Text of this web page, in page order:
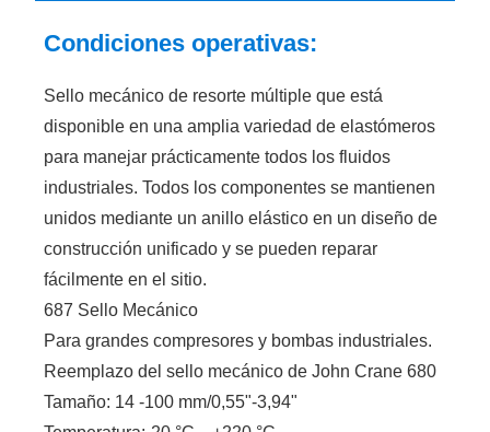
Condiciones operativas:
Sello mecánico de resorte múltiple que está
disponible en una amplia variedad de elastómeros
para manejar prácticamente todos los fluidos
industriales. Todos los componentes se mantienen
unidos mediante un anillo elástico en un diseño de
construcción unificado y se pueden reparar
fácilmente en el sitio.
687 Sello Mecánico
Para grandes compresores y bombas industriales.
Reemplazo del sello mecánico de John Crane 680
Tamaño: 14 -100 mm/0,55"-3,94"